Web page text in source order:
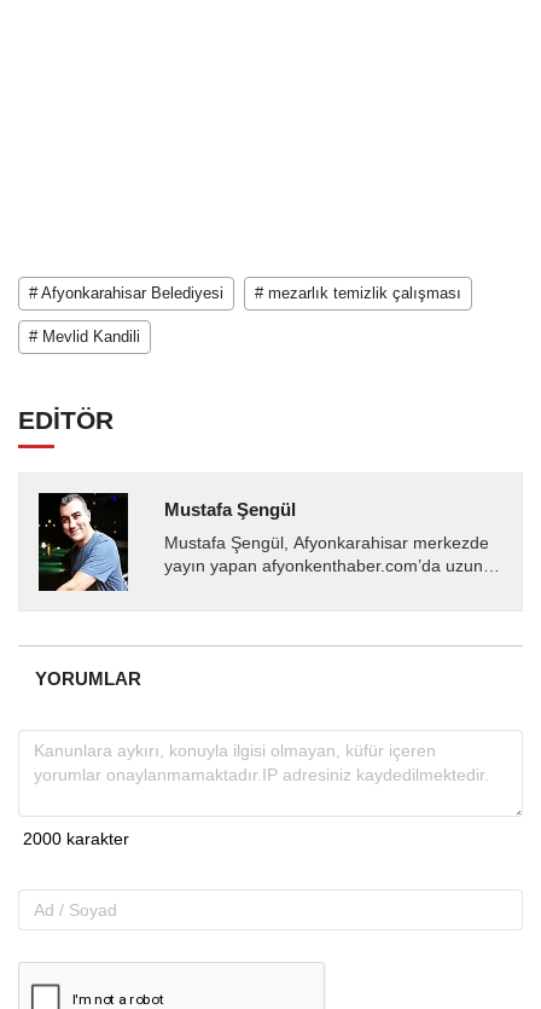
# Afyonkarahisar Belediyesi # mezarlık temizlik çalışması
# Mevlid Kandili
EDİTÖR
Mustafa Şengül
Mustafa Şengül, Afyonkarahisar merkezde
yayın yapan afyonkenthaber.com’da uzun
almakta, haber akışı...
YORUMLAR